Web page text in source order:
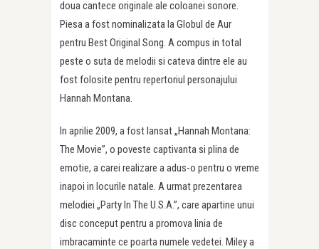
doua cantece originale ale coloanei sonore.
Piesa a fost nominalizata la Globul de Aur
pentru Best Original Song. A compus in total
peste o suta de melodii si cateva dintre ele au
fost folosite pentru repertoriul personajului
Hannah Montana.
In aprilie 2009, a fost lansat „Hannah Montana:
The Movie”, o poveste captivanta si plina de
emotie, a carei realizare a adus-o pentru o vreme
inapoi in locurile natale. A urmat prezentarea
melodiei „Party In The U.S.A.”, care apartine unui
disc conceput pentru a promova linia de
imbracaminte ce poarta numele vedetei. Miley a